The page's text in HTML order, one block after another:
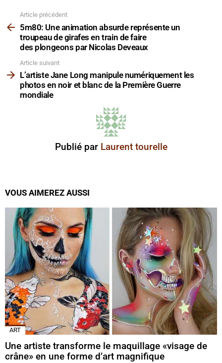
plus
Article précédent
5m80: Une animation absurde représente un
troupeau de girafes en train de faire
des plongeons par Nicolas Deveaux
Article suivant
L’artiste Jane Long manipule numériquement les
photos en noir et blanc de la Première Guerre
mondiale
Publié par Laurent tourelle
VOUS AIMEREZ AUSSI
ART
Une artiste transforme le maquillage «visage de
crâne» en une forme d’art magnifique